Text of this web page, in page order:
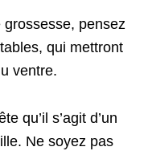
pensez
qui mettront
ventre.
qu’il s’agit d’un
Ne soyez pas